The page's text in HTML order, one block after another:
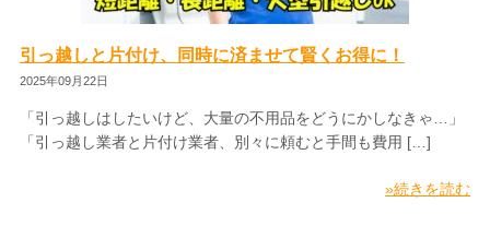
引っ越しと片付け、同時に済ませて賢くお得に！
2025年09月22日
「引っ越しはしたいけど、大量の不用品をどうにかしなきゃ…」
「引っ越し業者と片付け業者、別々に頼むと手間も費用 […]
»続きを読む